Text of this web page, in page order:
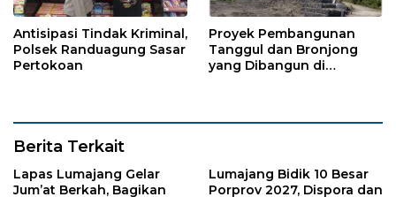
Antisipasi Tindak Kriminal,
Polsek Randuagung Sasar
Pertokoan
Proyek Pembangunan
Tanggul dan Bronjong
yang Dibangun di
Berita Terkait
Lapas Lumajang Gelar
Jum’at Berkah, Bagikan
Lumajang Bidik 10 Besar
Porprov 2027, Dispora dan